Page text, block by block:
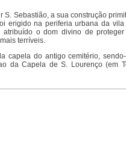
S. Sebastião, a sua construção
erigido na periferia urbana da
atribuído o dom divino de
terríveis.
capela do antigo cemitério,
da Capela de S. Lourenço (em